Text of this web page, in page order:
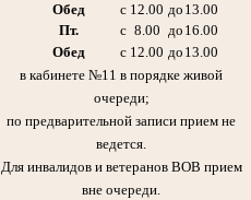
Галиуллин Габдулла Сибгатович
Абдрашитовой Мусфиры Габдулловны -
Участник Великой
Награжден Орденом
медалью «За оборону
Обед
с 12.00 до 13.00
Пт.
с 8.00 до 16.00
Обед
с 12.00 до 13.00
в кабинете №11 в порядке живой
очереди;
по предварительной записи прием не
ведется.
Для инвалидов и ветеранов ВОВ прием
вне очереди.